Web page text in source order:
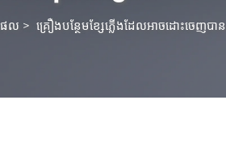
ល > គ្រឿង​បន្ថែម​ខ្សែ​ភ្លើង​ដែល​អាច​ដោះ​ចេញ​បាន